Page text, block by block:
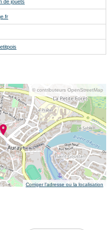
de jouets
© contributeurs OpenStreetMap
Corriger l’adresse ou la localisation